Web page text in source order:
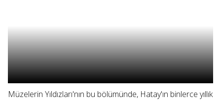
Müzelerin Yıldızları'nın bu bölümünde, Hatay'ın binlerce yıllık